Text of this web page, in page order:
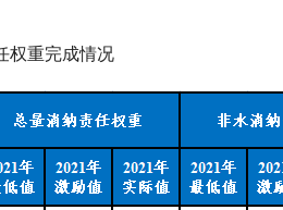
权重完成情况